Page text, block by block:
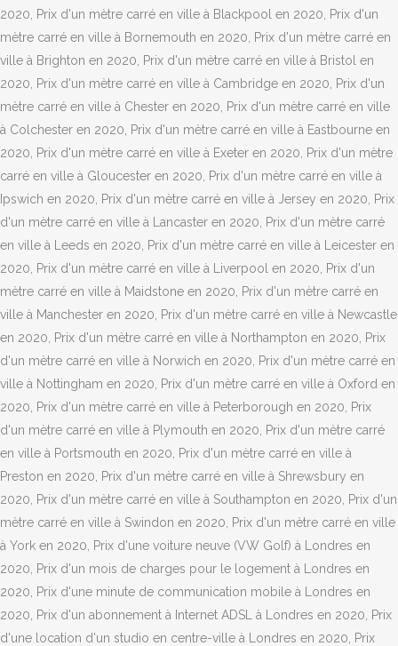
2020, Prix d'un mètre carré en ville à Blackpool en 2020, Prix d'un
mètre carré en ville à Bornemouth en 2020, Prix d'un mètre carré en
ville à Brighton en 2020, Prix d'un mètre carré en ville à Bristol en
2020, Prix d'un mètre carré en ville à Cambridge en 2020, Prix d'un
mètre carré en ville à Chester en 2020, Prix d'un mètre carré en ville
à Colchester en 2020, Prix d'un mètre carré en ville à Eastbourne en
2020, Prix d'un mètre carré en ville à Exeter en 2020, Prix d'un mètre
carré en ville à Gloucester en 2020, Prix d'un mètre carré en ville à
Ipswich en 2020, Prix d'un mètre carré en ville à Jersey en 2020, Prix
d'un mètre carré en ville à Lancaster en 2020, Prix d'un mètre carré
en ville à Leeds en 2020, Prix d'un mètre carré en ville à Leicester en
2020, Prix d'un mètre carré en ville à Liverpool en 2020, Prix d'un
mètre carré en ville à Maidstone en 2020, Prix d'un mètre carré en
ville à Manchester en 2020, Prix d'un mètre carré en ville à Newcastle
en 2020, Prix d'un mètre carré en ville à Northampton en 2020, Prix
d'un mètre carré en ville à Norwich en 2020, Prix d'un mètre carré en
ville à Nottingham en 2020, Prix d'un mètre carré en ville à Oxford en
2020, Prix d'un mètre carré en ville à Peterborough en 2020, Prix
d'un mètre carré en ville à Plymouth en 2020, Prix d'un mètre carré
en ville à Portsmouth en 2020, Prix d'un mètre carré en ville à
Preston en 2020, Prix d'un mètre carré en ville à Shrewsbury en
2020, Prix d'un mètre carré en ville à Southampton en 2020, Prix d'un
mètre carré en ville à Swindon en 2020, Prix d'un mètre carré en ville
à York en 2020, Prix d'une voiture neuve (VW Golf) à Londres en
2020, Prix d'un mois de charges pour le logement à Londres en
2020, Prix d'une minute de communication mobile à Londres en
2020, Prix d'un abonnement à Internet ADSL à Londres en 2020, Prix
d'une location d'un studio en centre-ville à Londres en 2020, Prix